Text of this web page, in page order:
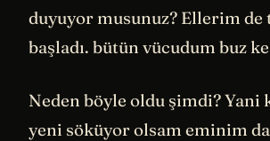
duyuyor musunuz? Ellerim de
başladı. bütün vücudum buz
Neden böyle oldu şimdi? Yani
yeni söküyor olsam eminim